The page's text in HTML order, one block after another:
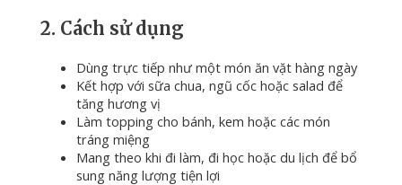
2. Cách sử dụng
Dùng trực tiếp như một món ăn vặt hàng ngày
Kết hợp với sữa chua, ngũ cốc hoặc salad để
tăng hương vị
Làm topping cho bánh, kem hoặc các món
tráng miệng
Mang theo khi đi làm, đi học hoặc du lịch để bổ
sung năng lượng tiện lợi